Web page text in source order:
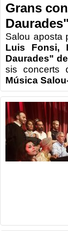
Grans
Salou aposta
Luis Fonsi,
Daurades"
sis concerts
Música